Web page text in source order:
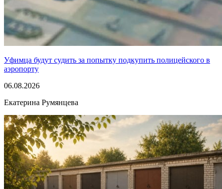
Уфимца будут судить за попытку подкупить полицейского в
аэропорту
06.08.2026
Екатерина Румянцева